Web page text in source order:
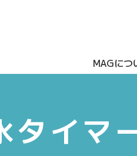
MAGにつ
タイマ